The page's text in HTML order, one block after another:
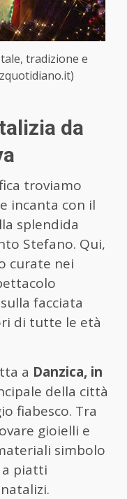
tradizione e
da
troviamo
incanta con il
splendida
Stefano. Qui,
curate nei
facciata
di tutte le età
a Danzica, in
della città
fiabesco. Tra
gioielli e
simbolo
piatti